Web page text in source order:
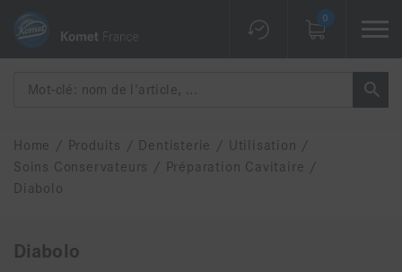
0
Home / Produits / Dentisterie / Utilisation /
Soins Conservateurs
/ Préparation Cavitaire /
Diabolo
Diabolo